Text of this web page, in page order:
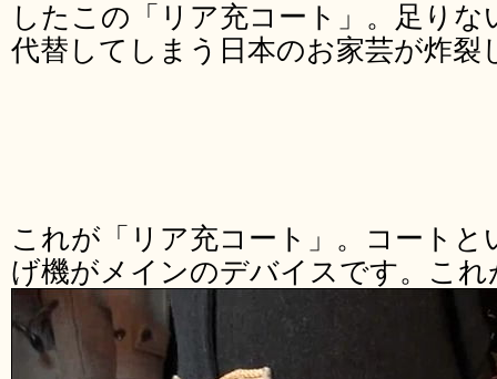
したこの「リア充コート」。足り
代替してしまう日本のお家芸が炸裂
これが「リア充コート」。コート
げ機がメインのデバイスです。こ